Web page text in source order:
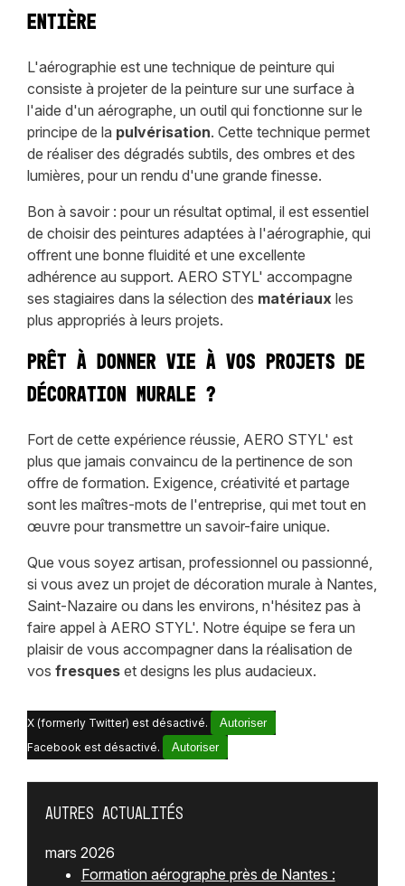
entière
L'aérographie est une technique de peinture qui
consiste à projeter de la peinture sur une surface à
l'aide d'un aérographe, un outil qui fonctionne sur le
principe de la pulvérisation. Cette technique permet
de réaliser des dégradés subtils, des ombres et des
lumières, pour un rendu d'une grande finesse.
Bon à savoir : pour un résultat optimal, il est essentiel
de choisir des peintures adaptées à l'aérographie, qui
offrent une bonne fluidité et une excellente
adhérence au support. AERO STYL' accompagne
ses stagiaires dans la sélection des matériaux les
plus appropriés à leurs projets.
Prêt à donner vie à vos projets de
décoration murale ?
Fort de cette expérience réussie, AERO STYL' est
plus que jamais convaincu de la pertinence de son
offre de formation. Exigence, créativité et partage
sont les maîtres-mots de l'entreprise, qui met tout en
œuvre pour transmettre un savoir-faire unique.
Que vous soyez artisan, professionnel ou passionné,
si vous avez un projet de décoration murale à Nantes,
Saint-Nazaire ou dans les environs, n'hésitez pas à
faire appel à AERO STYL'. Notre équipe se fera un
plaisir de vous accompagner dans la réalisation de
vos fresqueset designs les plus audacieux.
X (formerly Twitter) est désactivé.
Autoriser
Facebook est désactivé.
Autoriser
Autres actualités
mars 2026
Formation aérographe près de Nantes :